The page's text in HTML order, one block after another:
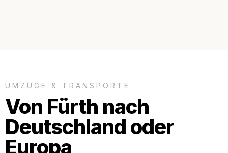
UMZÜGE & TRANSPORTE
Von Fürth nach
Deutschland oder
Europa